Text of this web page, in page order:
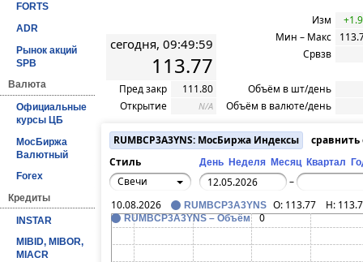
FORTS
ADR
Рынок акций
SPB
Валюта
Официальные
курсы ЦБ
МосБиржа
Валютный
Forex
Кредиты
INSTAR
MIBID, MIBOR,
MIACR
сегодня, 09:49:59
113.77
Пред закр
111.80
Открытие
N/A
Изм
Мин – Макс
Срвзв
Объём в шт/день
Объём в валюте/день
RUMBCP3A3YNS: МосБиржа Индексы
Стиль
День Неделя Месяц Квартал
Свечи
–
10.08.2026
RUMBCP3A3YNS O: 113.77 H:
RUMBCP3A3YNS – Объём 0